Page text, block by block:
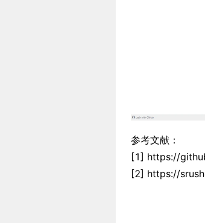
参考文献：
[1] https://
[2] https://